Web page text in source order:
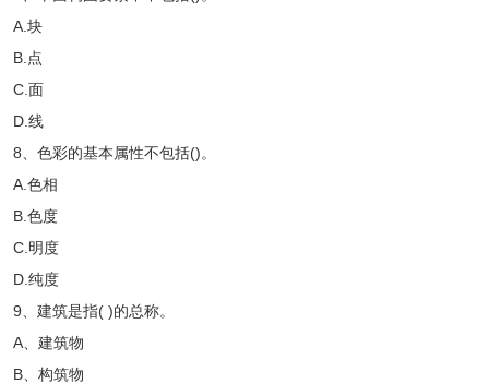
A.块
B.点
C.面
D.线
8、色彩的基本属性不包括()。
A.色相
B.色度
C.明度
D.纯度
9、建筑是指( )的总称。
A、建筑物
B、构筑物